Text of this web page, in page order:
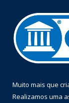
Muito mais que
Realizamos uma